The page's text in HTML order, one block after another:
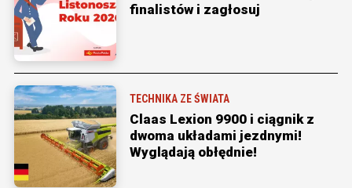
finalistów i zagłosuj
TECHNIKA ZE ŚWIATA
Claas Lexion 9900 i ciągnik z
dwoma układami jezdnymi!
Wyglądają obłędnie!